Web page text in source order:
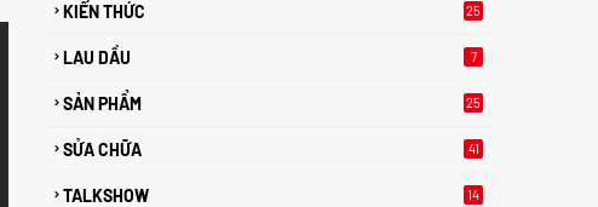
KIẾN THỨC
25
LAU DẦU 7
SẢN PHẨM 25
SỬA CHỮA 41
TALKSHOW 14